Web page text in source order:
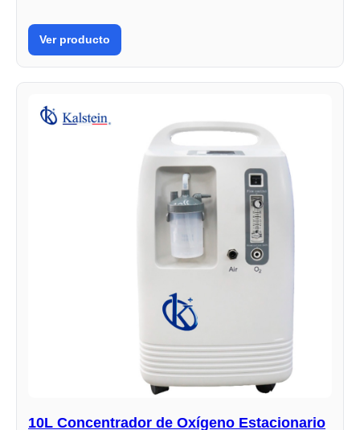
Ver producto
10L Concentrador de Oxígeno Estacionario